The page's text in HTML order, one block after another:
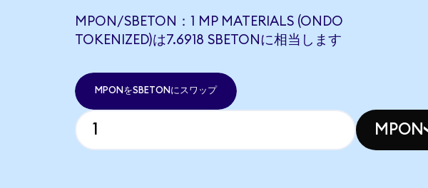
MPON/SBETON：1 MP MATERIALS (ONDO
TOKENIZED)は7.6918 SBETONに相当します
MPONをSBETONにスワップ
MPON